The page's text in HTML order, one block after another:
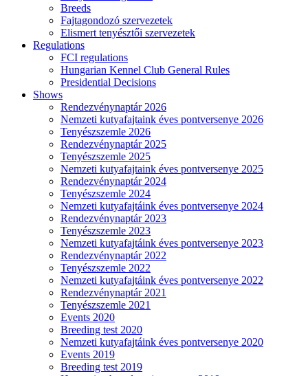
Breeds
Fajtagondozó szervezetek
Elismert tenyésztői szervezetek
Regulations
FCI regulations
Hungarian Kennel Club General Rules
Presidential Decisions
Shows
Rendezvénynaptár 2026
Nemzeti kutyafajtaink éves pontversenye 2026
Tenyészszemle 2026
Rendezvénynaptár 2025
Tenyészszemle 2025
Nemzeti kutyafajtaink éves pontversenye 2025
Rendezvénynaptár 2024
Tenyészszemle 2024
Nemzeti kutyafajtáink éves pontversenye 2024
Rendezvénynaptár 2023
Tenyészszemle 2023
Nemzeti kutyafajtáink éves pontversenye 2023
Rendezvénynaptár 2022
Tenyészszemle 2022
Nemzeti kutyafajtáink éves pontversenye 2022
Rendezvénynaptár 2021
Tenyészszemle 2021
Events 2020
Breeding test 2020
Nemzeti kutyafajtáink éves pontversenye 2020
Events 2019
Breeding test 2019